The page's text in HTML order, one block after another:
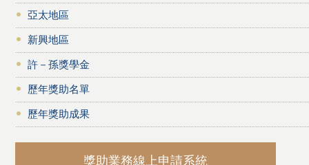
亞太地區
新興地區
許－孫獎學金
歷年獎助名單
歷年獎助成果
獎助業務線上申請系統